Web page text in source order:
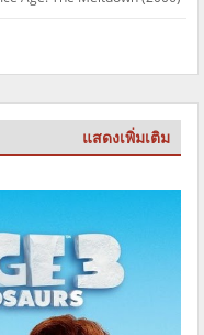
แสดงเพิ่มเติม